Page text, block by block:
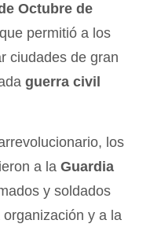
Octubre de
permitió a los
ciudades de gran
guerra civil
los
a la Guardia
y soldados
y a la